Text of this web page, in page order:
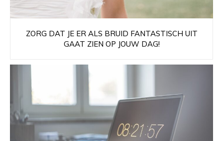
ZORG DAT JE ER ALS BRUID FANTASTISCH UIT
GAAT ZIEN OP JOUW DAG!